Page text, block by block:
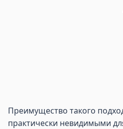
Преимущество такого
практически невидимыми